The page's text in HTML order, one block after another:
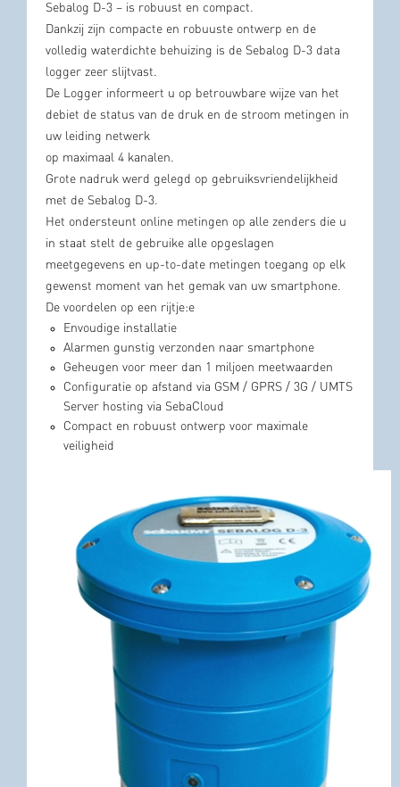
Sebalog D-3 – is robuust en compact.
Dankzij zijn compacte en robuuste ontwerp en de
volledig waterdichte behuizing is de Sebalog D-3 data
logger zeer slijtvast.
De Logger informeert u op betrouwbare wijze van het
debiet de status van de druk en de stroom metingen in
uw leiding netwerk
op maximaal 4 kanalen.
Grote nadruk werd gelegd op gebruiksvriendelijkheid
met de Sebalog D-3.
Het ondersteunt online metingen op alle zenders die u
in staat stelt de gebruike alle opgeslagen
meetgegevens en up-to-date metingen toegang op elk
gewenst moment van het gemak van uw smartphone.
De voordelen op een rijtje:e
Envoudige installatie
Alarmen gunstig verzonden naar smartphone
Geheugen voor meer dan 1 miljoen meetwaarden
Configuratie op afstand via GSM / GPRS / 3G / UMTS
Server hosting via SebaCloud
Compact en robuust ontwerp voor maximale
veiligheid